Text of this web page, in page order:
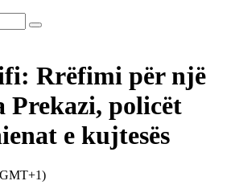
Rrëfimi për një
Prekazi, policët
e kujtesës